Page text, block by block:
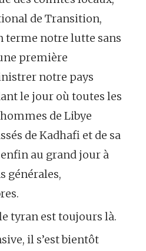
de Transition,
terme notre lutte sans
première
notre pays
le jour où toutes les
de Libye
de Kadhafi et de sa
au grand jour à
générales,
tyran est toujours là.
il s’est bientôt